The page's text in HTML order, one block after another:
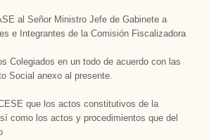
al Señor Ministro Jefe de Gabinete a
e Integrantes de la Comisión Fiscalizadora
Colegiados en un todo de acuerdo con las
Social anexo al presente.
que los actos constitutivos de la
como los actos y procedimientos que del